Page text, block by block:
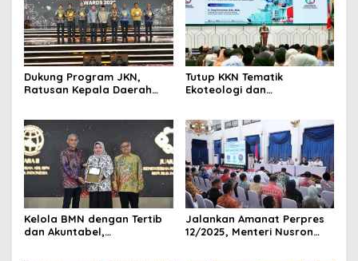
Dukung Program JKN,
Ratusan Kepala Daerah
Tutup KKN Tematik
Ekoteologi dan
dalam Pencatatan Bidang
Tanah Wakaf
Kelola BMN dengan Tertib
dan Akuntabel,
Jalankan Amanat Perpres
12/2025, Menteri Nusron